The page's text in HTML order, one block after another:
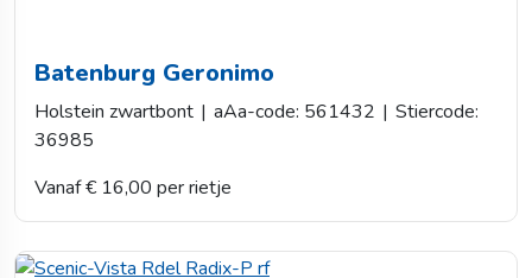
Batenburg Geronimo
Holstein zwartbont | aAa-code: 561432 | Stiercode:
36985
Vanaf € 16,00 per rietje